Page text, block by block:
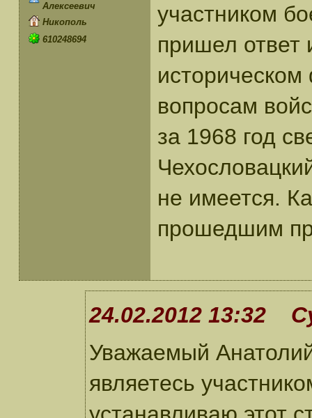
Алексеевич
Никополь
610248694
участником
пришел ответ
вопросам
за 1968 год
не имеется.
прошедшим
24.02.2012 13:32
Уважаемый
являетесь